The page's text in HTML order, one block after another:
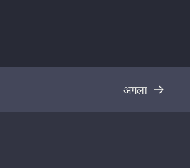
अगला
प्रतिलिपि